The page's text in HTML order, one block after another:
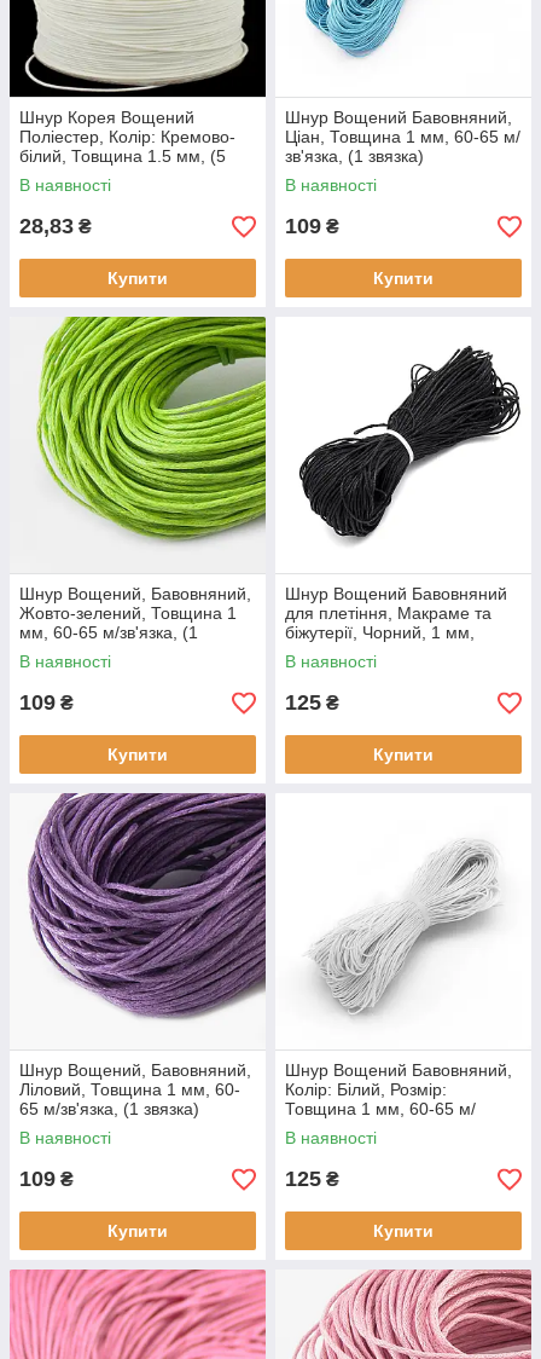
Шнур Корея Вощений
Поліестер, Колір: Кремово-
білий, Товщина 1.5 мм, (5
метрів)
В наявності
28,83 ₴
Купити
Шнур Вощений Бавовняний,
Ціан, Товщина 1 мм, 60-65 м/
зв'язка, (1 звязка)
В наявності
109 ₴
Купити
Шнур Вощений, Бавовняний,
Жовто-зелений, Товщина 1
мм, 60-65 м/зв'язка, (1
звязка)
В наявності
109 ₴
Купити
Шнур Вощений Бавовняний
для плетіння, Макраме та
біжутерії, Чорний, 1 мм,
приблизно 60-65 м/зв'язка, (1
связка)
В наявності
125 ₴
Купити
Шнур Вощений, Бавовняний,
Ліловий, Товщина 1 мм, 60-
65 м/зв'язка, (1 звязка)
В наявності
109 ₴
Купити
Шнур Вощений Бавовняний,
Колір: Білий, Розмір:
Товщина 1 мм, 60-65 м/
зв'язка, (1 звязка)
В наявності
125 ₴
Купити